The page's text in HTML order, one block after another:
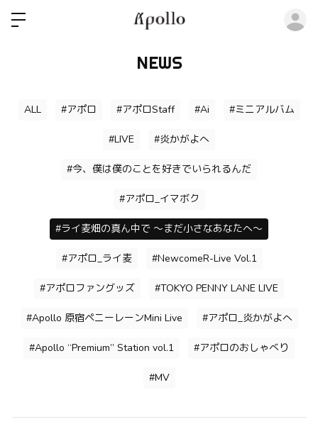
NEWS
ALL #アポロ #アポロStaff #Ai #ミニアルバム
#LIVE #炎かがよへ
#今、僕は僕のことを好きでいられるんだ
#アポロ_イマボク
#ライ麦畑の真ん中で ～まだ小さなあなたへ～
#アポロ_ライ麦 #NewcomeR-Live Vol.1
#アポロファングッズ #TOKYO PENNY LANE LIVE
#Apollo 原宿ペニーレーンMini Live #アポロ_炎かがよへ
#Apollo “Premium” Station vol.1 #アポロのおしゃべり
#MV